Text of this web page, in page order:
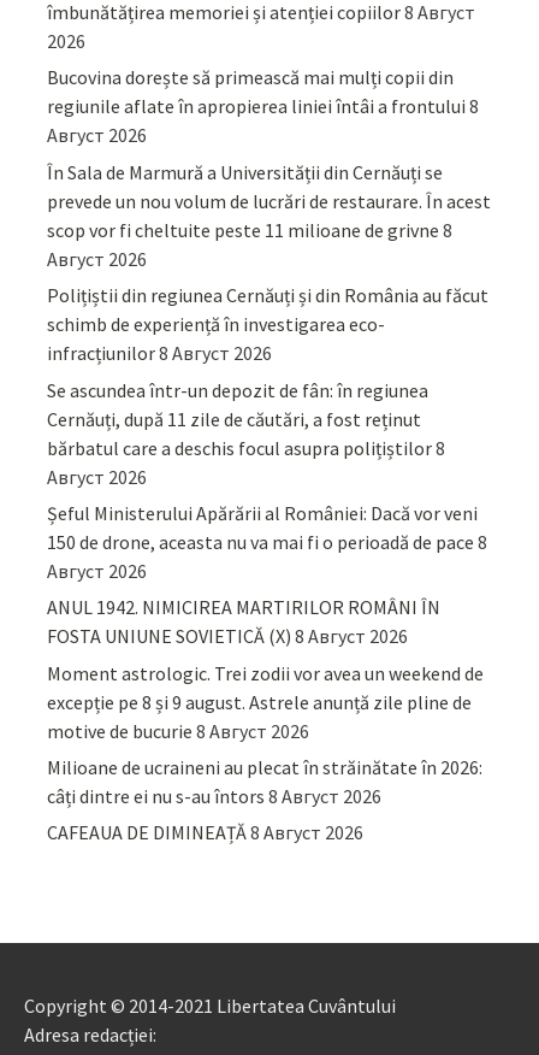
îmbunătățirea memoriei și atenției copiilor8 Август
2026
Bucovina dorește să primească mai mulți copii din
regiunile aflate în apropierea liniei întâi a frontului 8
Август 2026
În Sala de Marmură a Universității din Cernăuți se
prevede un nou volum de lucrări de restaurare. În acest
scop vor fi cheltuite peste 11 milioane de grivne 8
Август 2026
Polițiștii din regiunea Cernăuți și din România au făcut
schimb de experiență în investigarea eco-
infracțiunilor8 Август 2026
Se ascundea într-un depozit de fân: în regiunea
Cernăuți, după 11 zile de căutări, a fost reținut
bărbatul care a deschis focul asupra polițiștilor8
Август 2026
Șeful Ministerului Apărării al României: Dacă vor veni
150 de drone, aceasta nu va mai fi o perioadă de pace 8
Август 2026
ANUL 1942. NIMICIREA MARTIRILOR ROMÂNI ÎN
FOSTA UNIUNE SOVIETICĂ (X) 8 Август 2026
Moment astrologic. Trei zodii vor avea un weekend de
excepție pe 8 și 9 august. Astrele anunță zile pline de
motive de bucurie 8 Август 2026
Milioane de ucraineni au plecat în străinătate în 2026:
câți dintre ei nu s-au întors 8 Август 2026
CAFEAUA DE DIMINEAȚĂ8 Август 2026
Copyright © 2014-2021 Libertatea Cuvântului
Adresa redacției: